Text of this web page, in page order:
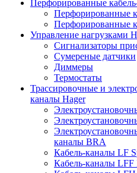
Перфорированные
Перфорированные
Перфорированные
Управление нагрузками
Сигнализаторы
Сумереные датчики
Диммеры
Термостаты
Трассировочные и
каналы Hager
каналы BRA
Кабель-каналы LF
Кабель-каналы